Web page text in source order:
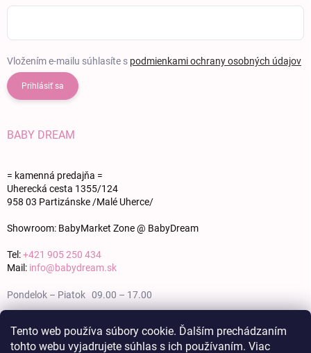
Tento web používa súbory cookie. Ďalším prechádzaním
tohto webu vyjadrujete súhlas s ich používaním. Viac
Vložením e-mailu súhlasíte s podmienkami ochrany osobných údajov
Prihlásiť sa
BABY DREAM
= kamenná predajňa =
Uherecká cesta 1355/124
958 03 Partizánske /Malé Uherce/
Showroom: BabyMarket Zone @ BabyDream
Tel:+421 905 250 434
Mail: info@babydream.sk
Pondelok – Piatok 09.00 – 17.00
Nedeľa zatvorené